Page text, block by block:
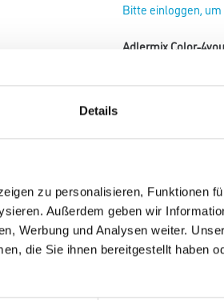
Details
zu personalisieren, Funktionen
Außerdem geben wir
Werbung und Analysen weiter.
die Sie ihnen bereitgestellt haben
Bitte einloggen,
Adlermix Color-